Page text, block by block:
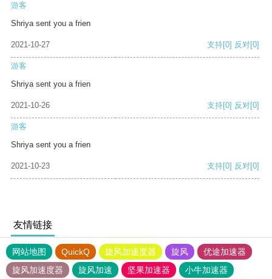
游客
Shriya sent you a frien
2021-10-27 支持[0] 反对[0]
游客
Shriya sent you a frien
2021-10-26 支持[0] 反对[0]
游客
Shriya sent you a frien
2021-10-23 支持[0] 反对[0]
友情链接
网站地图 QuickQ 旋风加速度器 旋风
优途加速器
旋风加速度器
旋风加速 坚果加速器
小牛加速器